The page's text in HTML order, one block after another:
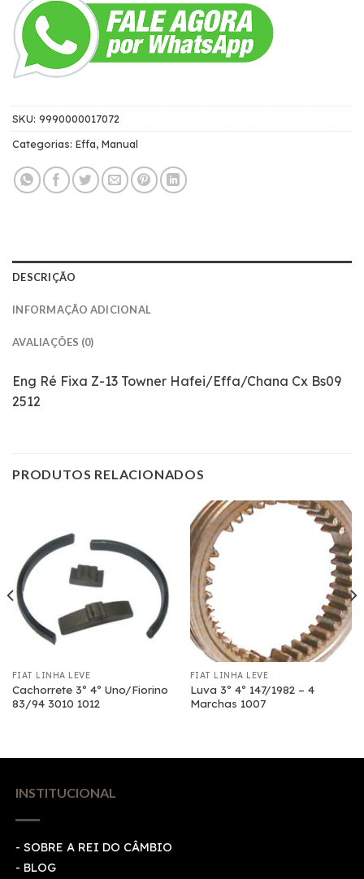
SKU: 9990000017072
Categorias: Effa, Manual
DESCRIÇÃO
INFORMAÇÃO ADICIONAL
AVALIAÇÕES (0)
Eng Ré Fixa Z-13 Towner Hafei/Effa/Chana Cx Bs09
2512
PRODUTOS RELACIONADOS
FIAT LINHA LEVE
Cachorrete 3º 4º Uno/Fiorino
83/94 3010 1012
FIAT LINHA LEVE
Luva 3º 4º 147/1982 – 4
Marchas 1007
INSTITUCIONAL
- SOBRE A REI DO CÂMBIO
- BLOG